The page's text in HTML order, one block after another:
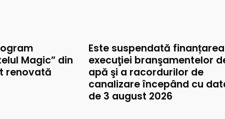
Magic” din
renovată
Este suspendată finanțarea
execuţiei branşamentelor
apă şi a racordurilor de
canalizare începând cu
de 3 august 2026